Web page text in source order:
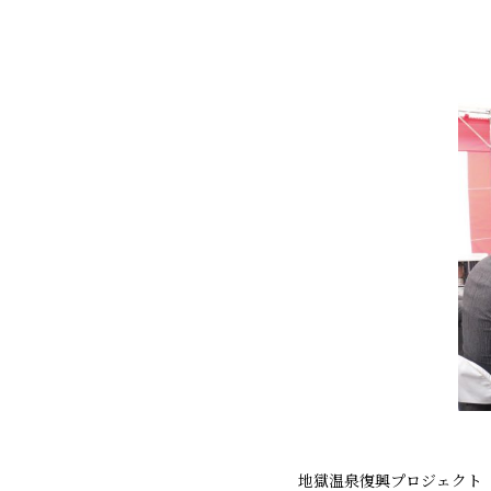
地獄温泉復興プロジェク